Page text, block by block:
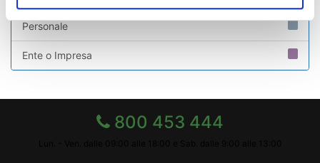
Personale
Ente o Impresa
800 453 444